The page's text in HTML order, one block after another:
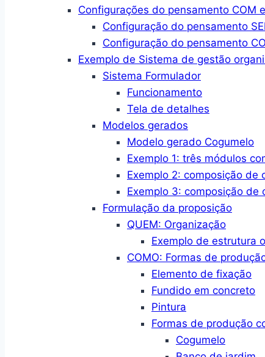
Configurações do pensamento COM
Configuração do pensamento
Configuração do pensamento
Exemplo de Sistema de gestão
Sistema Formulador
Funcionamento
Tela de detalhes
Modelos gerados
Modelo gerado Cogumelo
Exemplo 1: três módulos
Exemplo 2: composição de
Exemplo 3: composição de
Formulação da proposição
QUEM: Organização
Exemplo de estrutura
COMO: Formas de
Elemento de fixação
Fundido em concreto
Pintura
Formas de produção
Cogumelo